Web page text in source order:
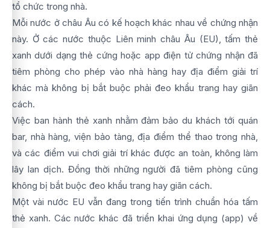
tổ chức trong nhà.
Mỗi nước ở châu Âu có kế hoạch khác nhau về chứng nhận
này. Ở các nước thuộc Liên minh châu Âu (EU), tấm thẻ
xanh dưới dạng thẻ cứng hoặc app điện tử chứng nhận đã
tiêm phòng cho phép vào nhà hàng hay địa điểm giải trí
khác mà không bị bắt buộc phải đeo khẩu trang hay giãn
cách.
Việc ban hành thẻ xanh nhằm đảm bảo du khách tới quán
bar, nhà hàng, viện bảo tàng, địa điểm thể thao trong nhà,
và các điểm vui chơi giải trí khác được an toàn, không làm
lây lan dịch. Đồng thời những người đã tiêm phòng cũng
không bị bắt buộc đeo khẩu trang hay giãn cách.
Một vài nước EU vẫn đang trong tiến trình chuẩn hóa tấm
thẻ xanh. Các nước khác đã triển khai ứng dụng (app) về